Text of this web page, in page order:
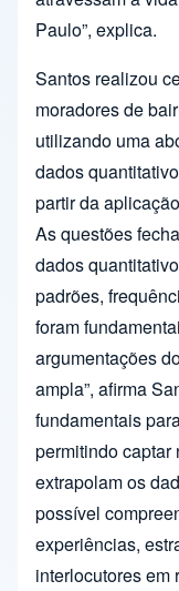
Paulo”, explica.
Santos realizou
moradores de
utilizando uma
dados
partir da
As questões
dados
padrões,
foram
argumentações
ampla”, afirma
fundamentais
permitindo
extrapolam os
possível
experiências,
interlocutores em